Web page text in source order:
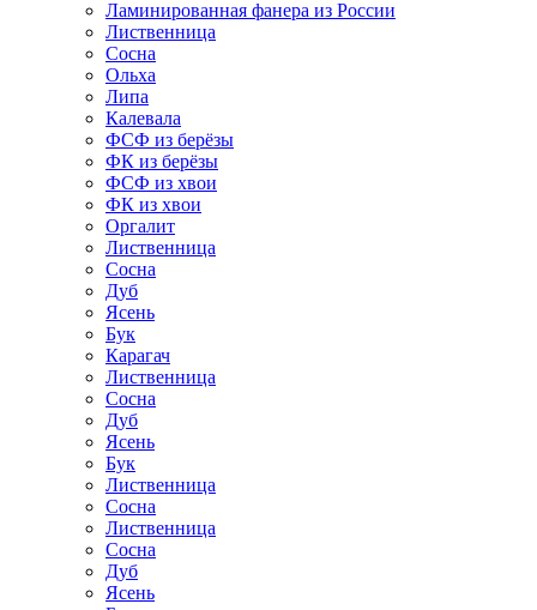
Ламинированная фанера из России
Лиственница
Сосна
Ольха
Липа
Калевала
ФСФ из берёзы
ФК из берёзы
ФСФ из хвои
ФК из хвои
Оргалит
Лиственница
Сосна
Дуб
Ясень
Бук
Карагач
Лиственница
Сосна
Дуб
Ясень
Бук
Лиственница
Сосна
Лиственница
Сосна
Дуб
Ясень